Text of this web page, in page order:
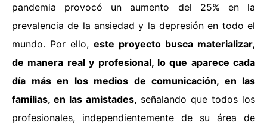
pandemia provocó un aumento del 25% en la
prevalencia de la ansiedad y la depresión en todo el
mundo. Por ello, este proyecto busca materializar,
de manera real y profesional, lo que aparece cada
día más en los medios de comunicación, en las
familias, en las amistades, señalando que todos los
profesionales, independientemente de su área de